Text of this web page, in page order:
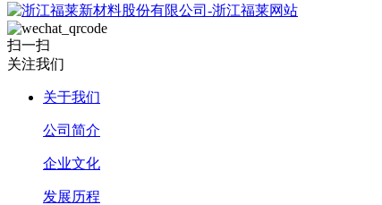
扫一扫
关注我们
关于我们
公司简介
企业文化
发展历程